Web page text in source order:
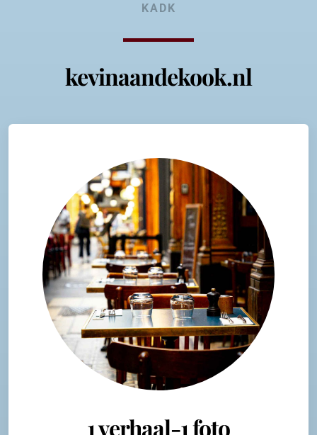
KADK
kevinaandekook.nl
1 verhaal-1 foto